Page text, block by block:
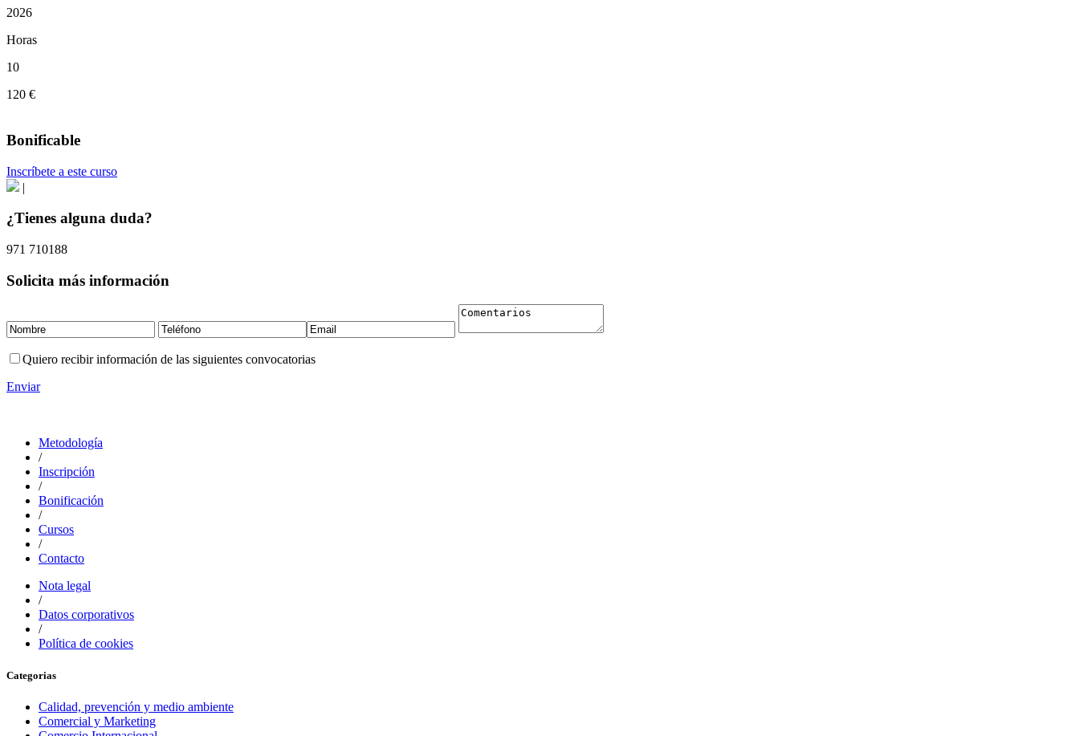
2026
Horas
10
120 €
Bonificable
Inscríbete a este curso
|
¿Tienes alguna duda?
971 710188
Solicita más información
Quiero recibir información de las siguientes convocatorias
Enviar
Metodología
/
Inscripción
/
Bonificación
/
Cursos
/
Contacto
Nota legal
/
Datos corporativos
/
Política de cookies
Categorias
Calidad, prevención y medio ambiente
Comercial y Marketing